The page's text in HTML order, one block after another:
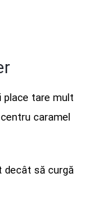
place tare mult
caramel
să curgă